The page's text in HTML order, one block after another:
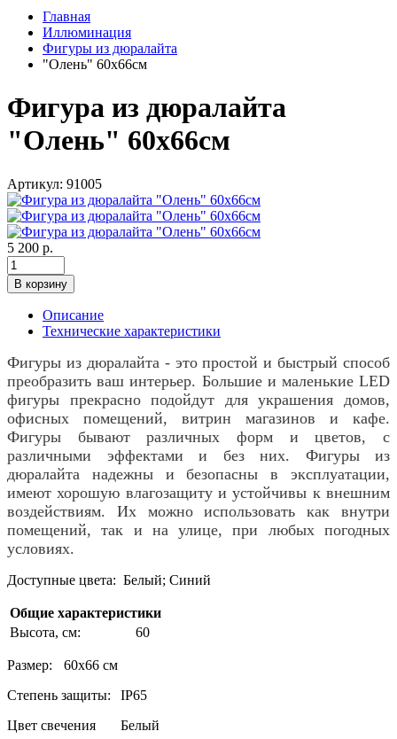
Главная
Иллюминация
Фигуры из дюралайта
"Олень" 60х66см
Фигура из дюралайта
"Олень" 60х66см
Артикул: 91005
5 200 р.
В корзину
Описание
Технические характеристики
Фигуры из дюралайта - это простой и быстрый способ
преобразить ваш интерьер. Большие и маленькие LED
фигуры прекрасно подойдут для украшения домов,
офисных помещений, витрин магазинов и кафе.
Фигуры бывают различных форм и цветов, с
различными эффектами и без них. Фигуры из
дюралайта надежны и безопасны в эксплуатации,
имеют хорошую влагозащиту и устойчивы к внешним
воздействиям. Их можно использовать как внутри
помещений, так и на улице, при любых погодных
условиях.
Доступные цвета: Белый; Синий
Общие характеристики
Высота, см:
60
Размер:
60х66 см
Степень защиты:
IP65
Цвет свечения
Белый